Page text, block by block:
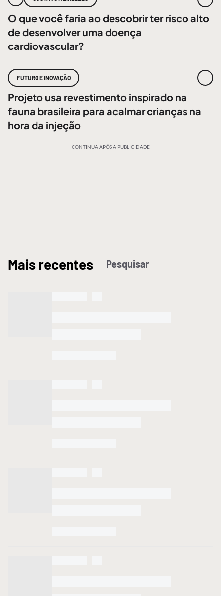
O que você faria ao descobrir ter risco alto
de desenvolver uma doença
cardiovascular?
FUTURO E INOVAÇÃO
Projeto usa revestimento inspirado na
fauna brasileira para acalmar crianças na
hora da injeção
CONTINUA APÓS A PUBLICIDADE
Mais recentes